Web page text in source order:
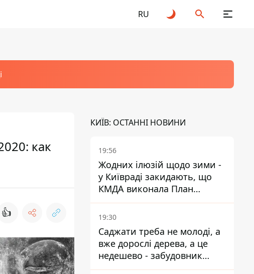
RU
как
👍
КИЇВ: ОСТАННІ НОВИНИ
19:56
Жодних ілюзій щодо зими -
у Київраді закидають, що
КМДА виконала План
стійкості на 20%
19:30
Саджати треба не молоді, а
вже дорослі дерева, а це
недешево - забудовник
Ніконов